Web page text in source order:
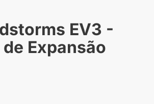
EV3 -
Expansão